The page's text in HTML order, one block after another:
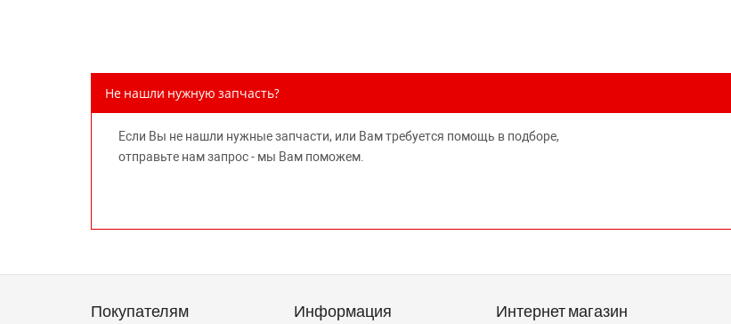
Не нашли нужную запчасть?
Если Вы не нашли нужные запчасти, или Вам требуется помощь в подборе,
отправьте нам запрос - мы Вам поможем.
Покупателям Информация Интернет магазин